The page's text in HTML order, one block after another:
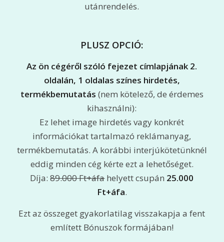
utánrendelés.
PLUSZ OPCIÓ:
Az ön cégéről szóló fejezet címlapjának 2.
oldalán, 1 oldalas színes hirdetés,
termékbemutatás (nem kötelező, de érdemes
kihasználni):
Ez lehet image hirdetés vagy konkrét
információkat tartalmazó reklámanyag,
termékbemutatás. A korábbi interjúkötetünknél
eddig minden cég kérte ezt a lehetőséget.
Díja:89.000 Ft+áfahelyett csupán 25.000
Ft+áfa.
Ezt az összeget gyakorlatilag visszakapja a fent
említett Bónuszok formájában!